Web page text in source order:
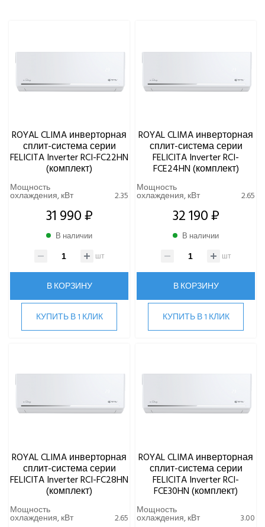
Ynovik
Aeronic
Daikin
DAICOND
ECOSTAR
Electrolux
EXPERTAIR by ZILON
FUNAI
Gree
Haier
Hisense
IGC
Kitano
Lessar
LG
Marsa
MDV
УРОВЕНЬ ШУМА ВНУТРЕННЕГО БЛОКА МИНИМАЛЬНЫЙ,
ДБ(А)
ЦВЕТ ВНУТРЕННЕГО БЛОКА
ИНВЕРТОРНАЯ ТЕХНОЛОГИЯ
УПРАВЛЕНИЕ C МОБИЛЬНОГО ПРИЛОЖЕНИЯ ПО WI-FI
ROYAL CLIMA инверторная
сплит-система серии
FELICITA Inverter RCI-FC22HN
(комплект)
Мощность
охлаждения, кВт 2.35
31 990 ₽
В наличии
шт
В КОРЗИНУ
КУПИТЬ В 1 КЛИК
ROYAL CLIMA инверторная
сплит-система серии
FELICITA Inverter RCI-
FCE24HN (комплект)
Мощность
охлаждения, кВт 2.65
32 190 ₽
В наличии
шт
В КОРЗИНУ
КУПИТЬ В 1 КЛИК
ROYAL CLIMA инверторная
сплит-система серии
FELICITA Inverter RCI-FC28HN
(комплект)
Мощность
охлаждения, кВт 2.65
ROYAL CLIMA инверторная
сплит-система серии
FELICITA Inverter RCI-
FCE30HN (комплект)
Мощность
охлаждения, кВт 3.00